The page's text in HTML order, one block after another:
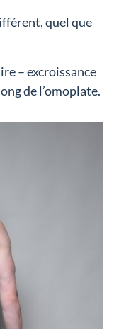
quel que
– excroissance
de l’omoplate.